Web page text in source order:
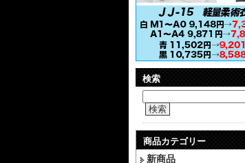
検索
検索
商品カテゴリー
新商品